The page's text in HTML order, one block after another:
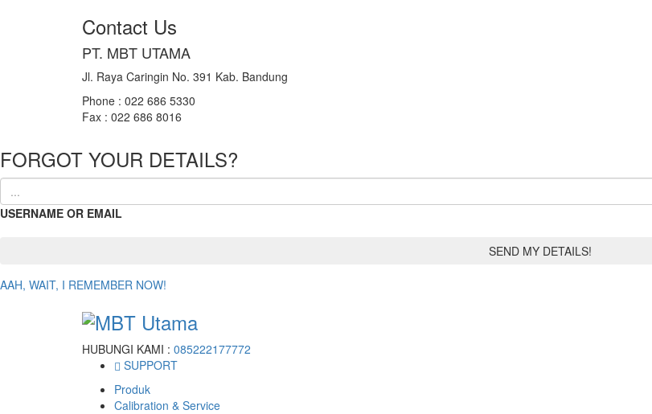
Contact Us
PT. MBT UTAMA
Jl. Raya Caringin No. 391 Kab. Bandung
Phone : 022 686 5330
Fax : 022 686 8016
FORGOT YOUR DETAILS?
USERNAME OR EMAIL
AAH, WAIT, I REMEMBER NOW!
HUBUNGI KAMI : 085222177772
SUPPORT
Produk
Calibration & Service